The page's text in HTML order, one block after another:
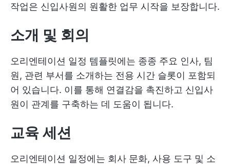
작업은 신입사원의 원활한 업무 시작을 보장합니다.
소개 및 회의
오리엔테이션 일정 템플릿에는 종종 주요 인사, 팀
원, 관련 부서를 소개하는 전용 시간 슬롯이 포함되
어 있습니다. 이를 통해 연결감을 촉진하고 신입사
원이 관계를 구축하는 데 도움이 됩니다.
교육 세션
오리엔테이션 일정에는 회사 문화, 사용 도구 및 소